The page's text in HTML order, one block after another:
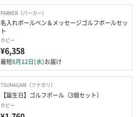
PARKER（パーカー）
名入れボールペン＆メッセージゴルフボールセッ
ト
ホビー
¥6,358
最短8月12日(水)お届け
TSUNAGARI（ツナガリ）
【誕生日】ゴルフボール（3個セット）
ホビー